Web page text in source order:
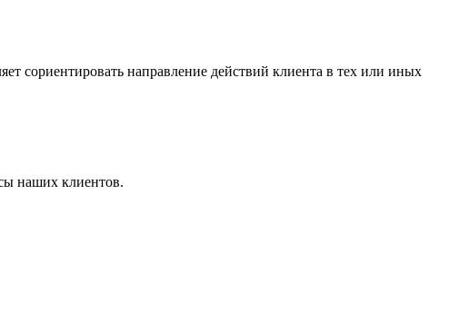
сориентировать направление действий клиента в тех или иных
наших клиентов.